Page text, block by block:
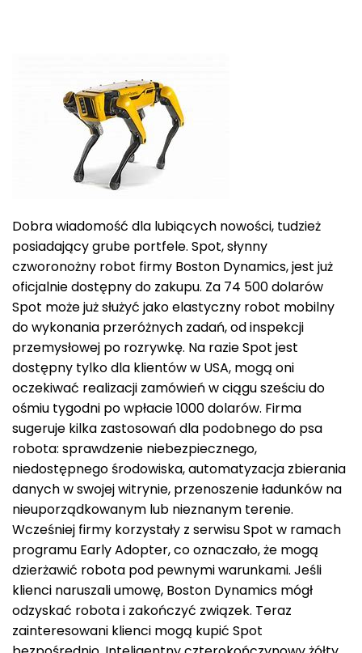
Dobra wiadomość dla lubiących nowości, tudzież
posiadający grube portfele. Spot, słynny
czworonożny robot firmy Boston Dynamics, jest już
oficjalnie dostępny do zakupu. Za 74 500 dolarów
Spot może już służyć jako elastyczny robot mobilny
do wykonania przeróżnych zadań, od inspekcji
przemysłowej po rozrywkę. Na razie Spot jest
dostępny tylko dla klientów w USA, mogą oni
oczekiwać realizacji zamówień w ciągu sześciu do
ośmiu tygodni po wpłacie 1000 dolarów. Firma
sugeruje kilka zastosowań dla podobnego do psa
robota: sprawdzenie niebezpiecznego,
niedostępnego środowiska, automatyzacja zbierania
danych w swojej witrynie, przenoszenie ładunków na
nieuporządkowanym lub nieznanym terenie.
Wcześniej firmy korzystały z serwisu Spot w ramach
programu Early Adopter, co oznaczało, że mogą
dzierżawić robota pod pewnymi warunkami. Jeśli
klienci naruszali umowę, Boston Dynamics mógł
odzyskać robota i zakończyć związek. Teraz
zainteresowani klienci mogą kupić Spot